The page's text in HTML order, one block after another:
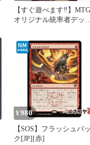
【すぐ遊べます‼️】MTG
オリジナル統率者デッ
¥ 980
【SOS】フラッシュバ
ク[JP][赤]